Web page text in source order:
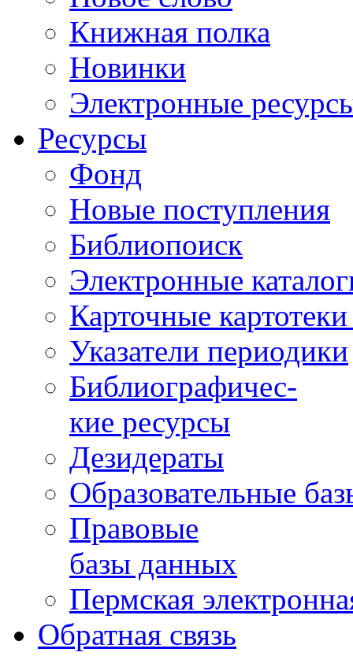
Книжная полка
Новинки
Электронные
Ресурсы
Фонд
Новые поступления
Библиопоиск
Электронные
Карточные
Указатели периодики
Библиографичес-
кие ресурсы
Дезидераты
Образовательные
Правовые
базы данных
Пермская
Обратная связь